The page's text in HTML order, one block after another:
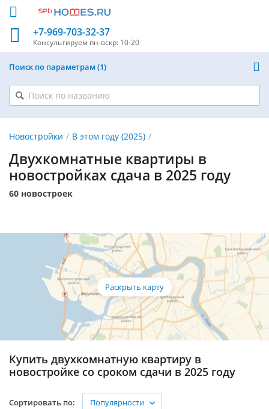
+7-969-703-32-37
Консультируем пн-вскр: 10-20
Поиск по параметрам 1
Новостройки В этом году (2025)
Двухкомнатные квартиры в
новостройках сдача в 2025 году
60 новостроек
Купить двухкомнатную квартиру в
новостройке со сроком сдачи в 2025 году
Сортировать по: Популярности